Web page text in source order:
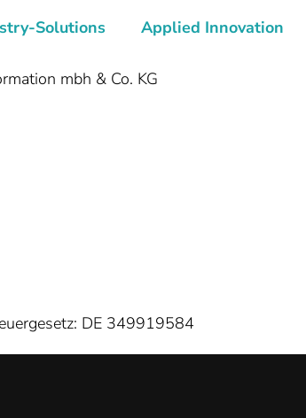
Solutions Applied Innovation
mbh & Co. KG
DE 349919584